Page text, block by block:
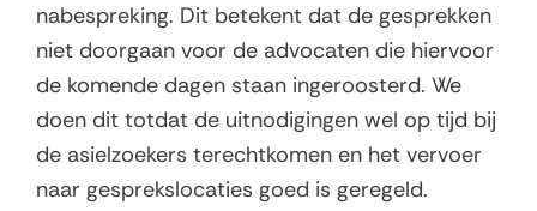
nabespreking. Dit betekent dat de gesprekken
niet doorgaan voor de advocaten die hiervoor
de komende dagen staan ingeroosterd. We
doen dit totdat de uitnodigingen wel op tijd bij
de asielzoekers terechtkomen en het vervoer
naar gesprekslocaties goed is geregeld.